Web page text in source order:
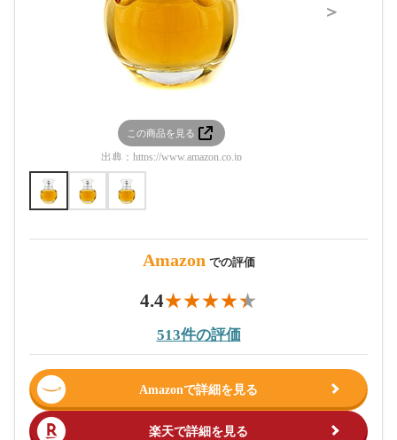
この商品を見る
出典： https://www.amazon.co.jp
＞
Amazon での評価
4.4
513件の評価
Amazonで詳細を見る
楽天で詳細を見る